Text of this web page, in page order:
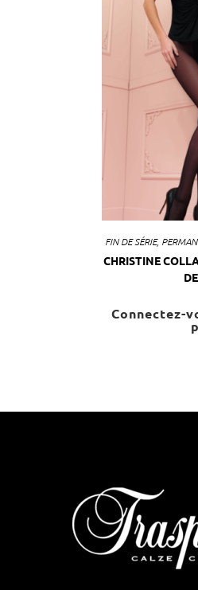
FIN DE SÉRIE,
CHRISTINE
Connectez-